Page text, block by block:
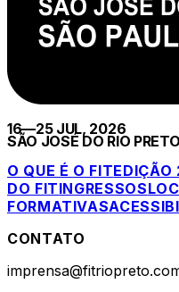
16—25 JUL, 2026
SÃO JOSÉ DO RIO PRETO
O QUE É O FITEDIÇÃO
DO FITINGRESSOS
FORMATIVAS
CONTATO